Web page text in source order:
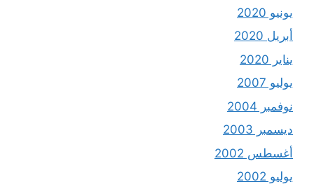
2020
2007
2004
2003
2002
2002